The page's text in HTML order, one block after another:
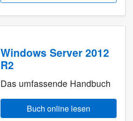
Windows Server 2012
R2
Das umfassende Handbuch
Buch online lesen